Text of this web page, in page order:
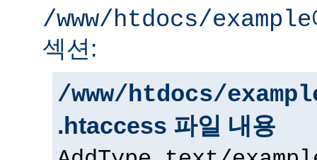
/www/htdocs/example
섹션:
/www/htdocs/
.htaccess 파일 내용